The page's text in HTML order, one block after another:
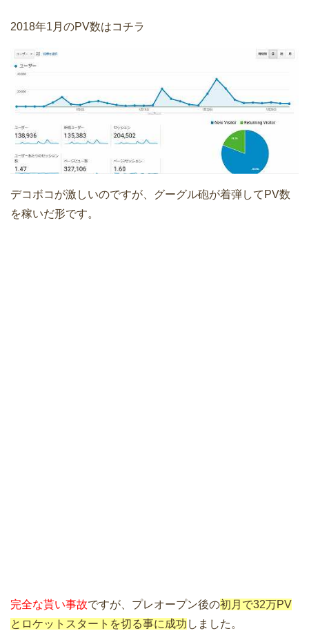
2018年1月のPV数はコチラ
デコボコが激しいのですが、グーグル砲が着弾してPV数
を稼いだ形です。
完全な貰い事故ですが、プレオープン後の初月で32万PV
とロケットスタートを切る事に成功 しました。